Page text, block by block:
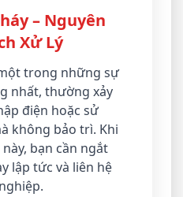
– Nguyên
Xử Lý
trong những sự
nhất, thường xảy
điện hoặc sử
không bảo trì. Khi
bạn cần ngắt
lập tức và liên hệ